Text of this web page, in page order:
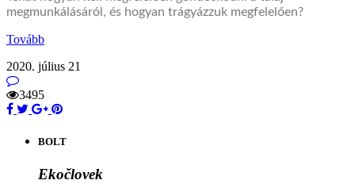
megmunkálásáról, és hogyan trágyázzuk megfelelően?
Tovább
2020. július 21
3495
BOLT
Ekočlovek